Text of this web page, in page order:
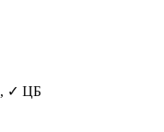
, ✓ ЦБ